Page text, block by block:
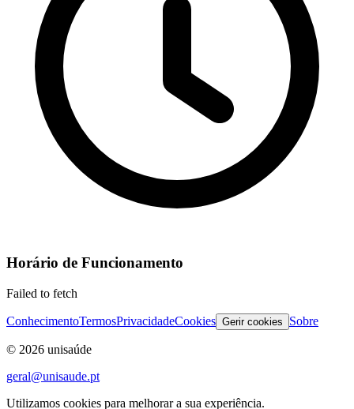
Horário de Funcionamento
Failed to fetch
ConhecimentoTermosPrivacidadeCookies Gerir cookies Sobre
© 2026 unisaúde
geral@unisaude.pt
Utilizamos cookies para melhorar a sua experiência.